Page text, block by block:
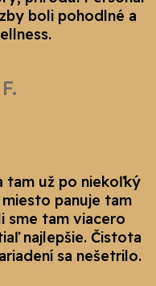
boli pohodlné a
tam už po niekoľký
panuje tam
sme tam viacero
najlepšie. Čistota
sa nešetrilo.